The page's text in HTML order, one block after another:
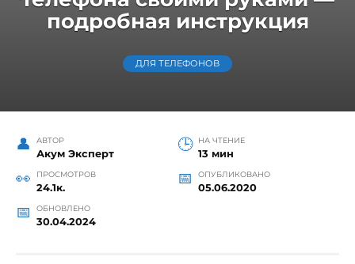
подробная инструкция
ДЛЯ ТЕЛЕФОНОВ
АВТОР
Акум Эксперт
НА ЧТЕНИЕ
13 мин
ПРОСМОТРОВ
24.1к.
ОПУБЛИКОВАНО
05.06.2020
ОБНОВЛЕНО
30.04.2024